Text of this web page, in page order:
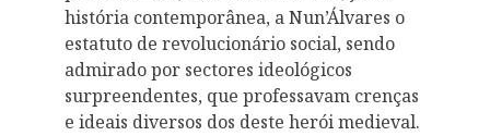
história contemporânea, a Nun’Álvares o
estatuto de revolucionário social, sendo
admirado por sectores ideológicos
surpreendentes, que professavam crenças
e ideais diversos dos deste herói medieval.